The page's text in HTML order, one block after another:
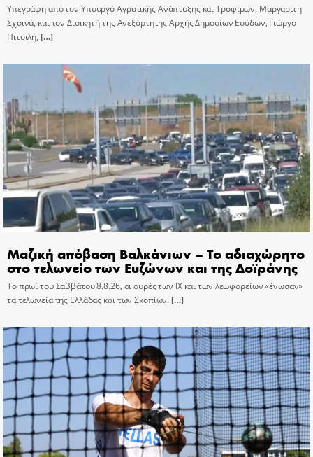
Υπεγράφη από τον Υπουργό Αγροτικής Ανάπτυξης και Τροφίμων, Μαργαρίτη
Σχοινά, και τον Διοικητή της Ανεξάρτητης Αρχής Δημοσίων Εσόδων, Γιώργο
Πιτσιλή, […]
Μαζική απόβαση Βαλκάνιων – Το αδιαχώρητο
στο τελωνείο των Ευζώνων και της Δοϊράνης
Το πρωί του Σαββάτου 8.8.26, οι ουρές των ΙΧ και των λεωφορείων «ένωσαν»
τα τελωνεία της Ελλάδας και των Σκοπίων.[…]